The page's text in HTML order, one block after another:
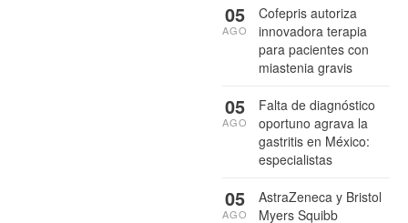
Cofepris autoriza
innovadora terapia
para pacientes con
miastenia gravis
05
AGO
Falta de diagnóstico
oportuno agrava la
gastritis en México:
especialistas
05
AGO
AstraZeneca y Bristol
Myers Squibb
05
AGO